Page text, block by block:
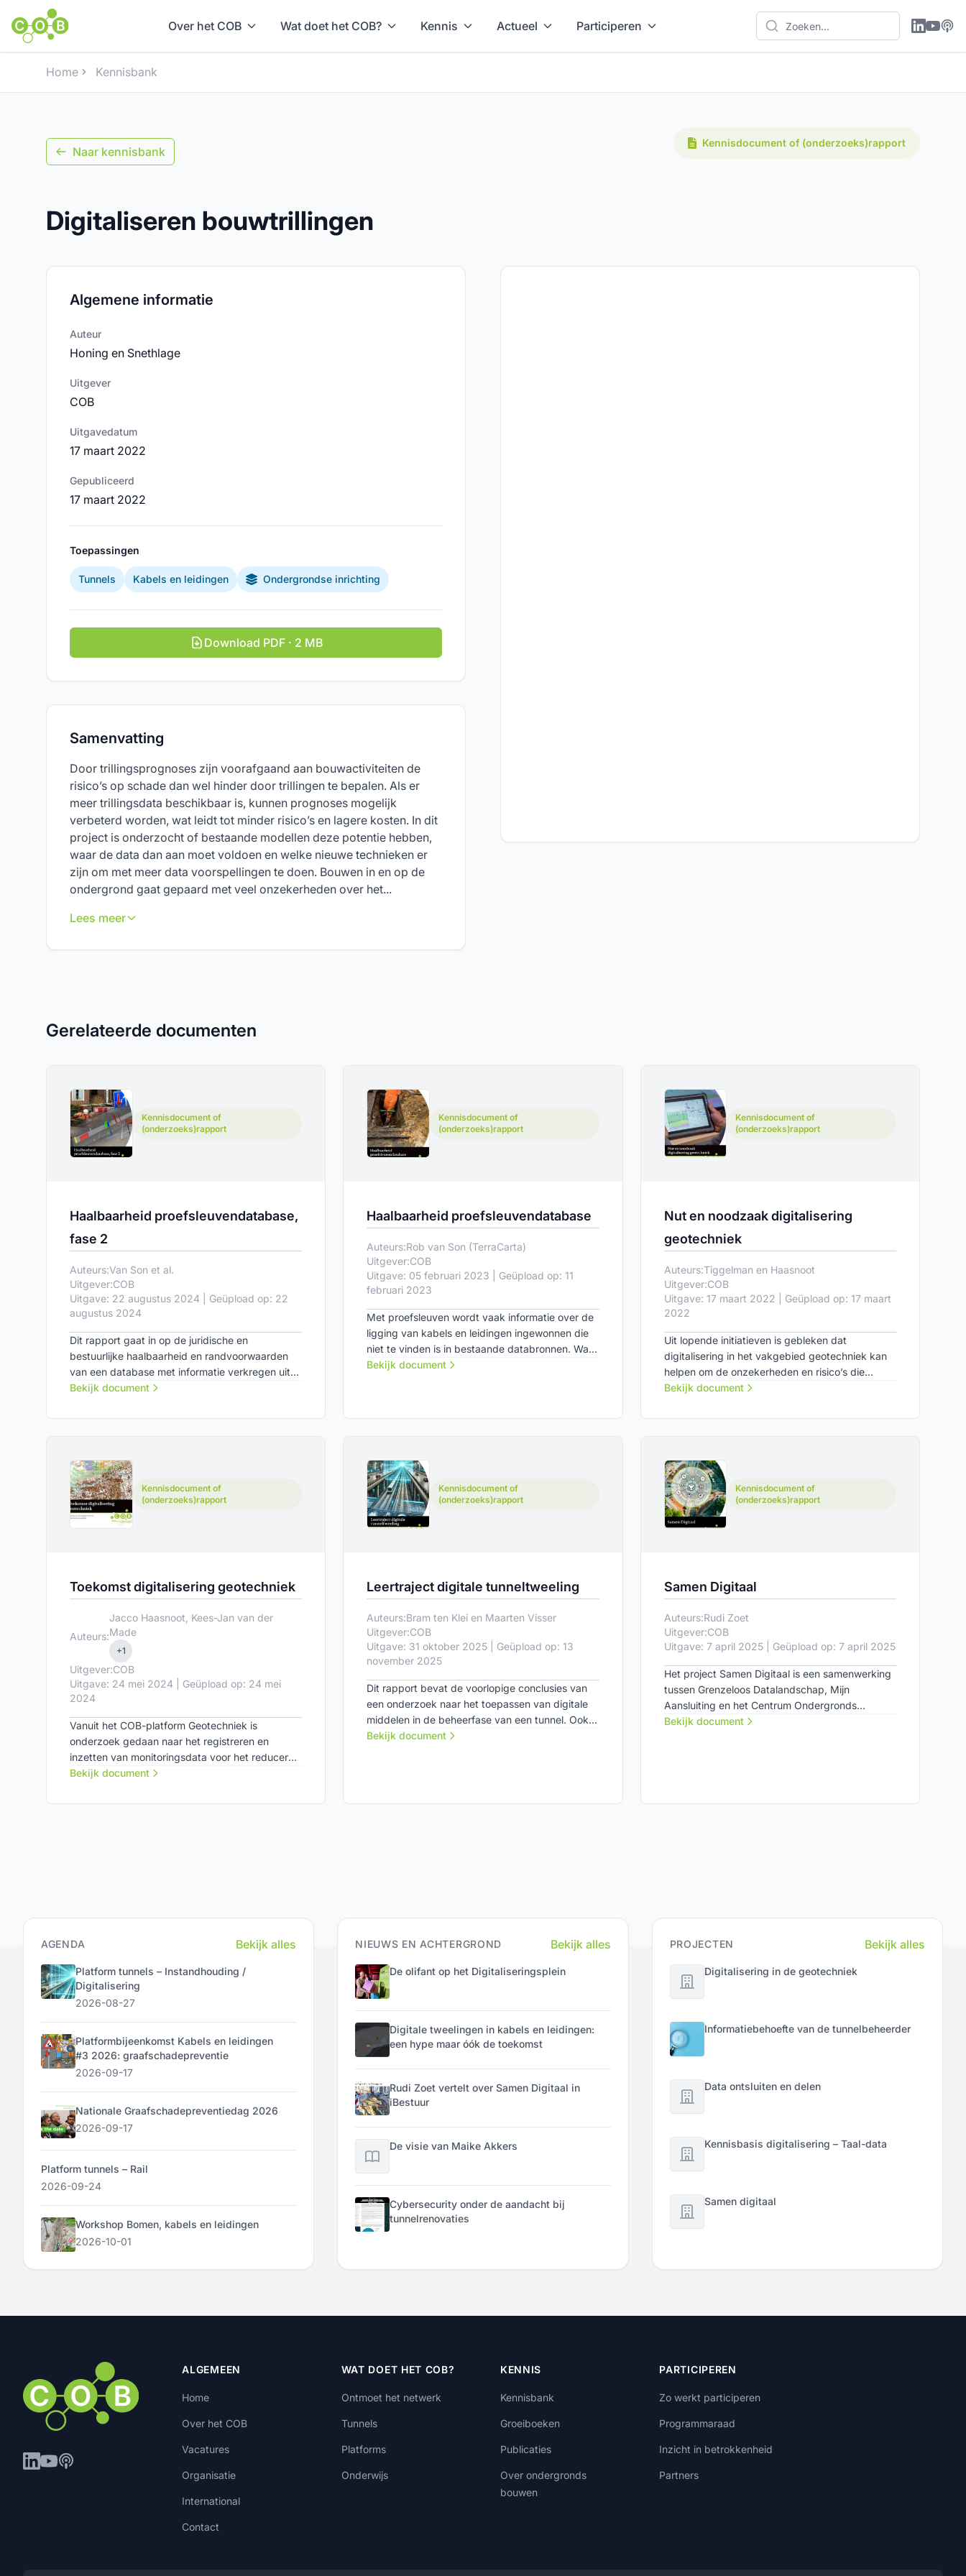
Over het COB Wat doet het COB? Kennis Actueel Participeren
Home Kennisbank
Naar kennisbank
Kennisdocument of (onderzoeks)rapport
Digitaliseren bouwtrillingen
Algemene informatie
Auteur
Honing en Snethlage
Uitgever
COB
Uitgavedatum
17 maart 2022
Gepubliceerd
17 maart 2022
Toepassingen
Tunnels Kabels en leidingen Ondergrondse inrichting
Download PDF · 2 MB
Samenvatting
Door trillingsprognoses zijn voorafgaand aan bouwactiviteiten de
risico’s op schade dan wel hinder door trillingen te bepalen. Als er
meer trillingsdata beschikbaar is, kunnen prognoses mogelijk
verbeterd worden, wat leidt tot minder risico’s en lagere kosten. In dit
project is onderzocht of bestaande modellen deze potentie hebben,
waar de data dan aan moet voldoen en welke nieuwe technieken er
zijn om met meer data voorspellingen te doen. Bouwen in en op de
ondergrond gaat gepaard met veel onzekerheden over het...
Lees meer
Gerelateerde documenten
Kennisdocument of
(onderzoeks)rapport
Haalbaarheid proefsleuvendatabase,
fase 2
Auteurs:Van Son et al.
Uitgever:COB
Uitgave: 22 augustus 2024 | Geüpload op: 22
augustus 2024
Dit rapport gaat in op de juridische en
bestuurlijke haalbaarheid en randvoorwaarden
van een database met informatie verkregen uit
proefsleuven.
Bekijk document
Kennisdocument of
(onderzoeks)rapport
Haalbaarheid proefsleuvendatabase
Auteurs:Rob van Son (TerraCarta)
Uitgever:COB
Uitgave: 05 februari 2023 | Geüpload op: 11
februari 2023
Met proefsleuven wordt vaak informatie over de
ligging van kabels en leidingen ingewonnen die
niet te vinden is in bestaande databronnen. Wat
als die informatie voortaan wordt vastgelegd en
Bekijk document
Kennisdocument of
(onderzoeks)rapport
Nut en noodzaak digitalisering
geotechniek
Auteurs:Tiggelman en Haasnoot
Uitgever:COB
Uitgave: 17 maart 2022 | Geüpload op: 17 maart
2022
Uit lopende initiatieven is gebleken dat
digitalisering in het vakgebied geotechniek kan
helpen om de onzekerheden en risico’s die
verbonden zijn aan het bouwen in en op de
dat er op dit moment met name veel te winnen is
Bekijk document
Kennisdocument of
(onderzoeks)rapport
Toekomst digitalisering geotechniek
Auteurs:
Jacco Haasnoot, Kees-Jan van der
Made
+1
Uitgever:COB
Uitgave: 24 mei 2024 | Geüpload op: 24 mei
2024
Vanuit het COB-platform Geotechniek is
onderzoek gedaan naar het registreren en
inzetten van monitoringsdata voor het reduceren
van geotechnische risico's. Dit rapport geeft een
toekomst. Een breed gedragen en samen op te
Bekijk document
Kennisdocument of
(onderzoeks)rapport
Leertraject digitale tunneltweeling
Auteurs:Bram ten Klei en Maarten Visser
Uitgever:COB
Uitgave: 31 oktober 2025 | Geüpload op: 13
november 2025
Dit rapport bevat de voorlopige conclusies van
een onderzoek naar het toepassen van digitale
middelen in de beheerfase van een tunnel. Ook
biedt het een praktische aanpak om
Bekijk document
Kennisdocument of
(onderzoeks)rapport
Samen Digitaal
Auteurs:Rudi Zoet
Uitgever:COB
Uitgave: 7 april 2025 | Geüpload op: 7 april 2025
Het project Samen Digitaal is een samenwerking
tussen Grenzeloos Datalandschap, Mijn
Aansluiting en het Centrum Ondergronds
Bouwen om de uitwisseling van plandata tussen
Bekijk document
AGENDA Bekijk alles
Platform tunnels – Instandhouding /
Digitalisering
2026-08-27
Platformbijeenkomst Kabels en leidingen
#3 2026: graafschadepreventie
2026-09-17
Nationale Graafschadepreventiedag 2026
2026-09-17
Platform tunnels – Rail
2026-09-24
Workshop Bomen, kabels en leidingen
2026-10-01
NIEUWS EN ACHTERGROND Bekijk alles
De olifant op het Digitaliseringsplein
Digitale tweelingen in kabels en leidingen:
een hype maar óók de toekomst
Rudi Zoet vertelt over Samen Digitaal in
iBestuur
De visie van Maike Akkers
Cybersecurity onder de aandacht bij
tunnelrenovaties
PROJECTEN Bekijk alles
Digitalisering in de geotechniek
Informatiebehoefte van de tunnelbeheerder
Data ontsluiten en delen
Kennisbasis digitalisering – Taal-data
Samen digitaal
ALGEMEEN
Home
Over het COB
Vacatures
Organisatie
International
Contact
WAT DOET HET COB?
Ontmoet het netwerk
Tunnels
Platforms
Onderwijs
KENNIS
Kennisbank
Groeiboeken
Publicaties
Over ondergronds
bouwen
PARTICIPEREN
Zo werkt participeren
Programmaraad
Inzicht in betrokkenheid
Partners